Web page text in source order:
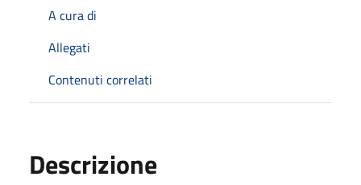
A cura di
Allegati
Contenuti correlati
Descrizione